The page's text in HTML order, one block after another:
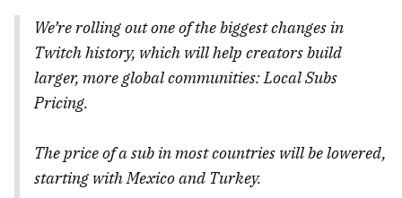
We’re rolling out one of the biggest changes in
Twitch history, which will help creators build
larger, more global communities: Local Subs
Pricing.
The price of a sub in most countries will be lowered,
starting with Mexico and Turkey.